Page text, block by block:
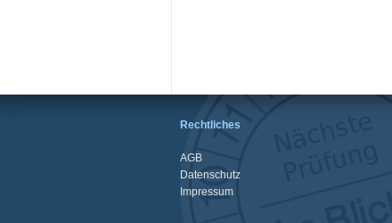
Rechtliches
AGB
Datenschutz
Impressum